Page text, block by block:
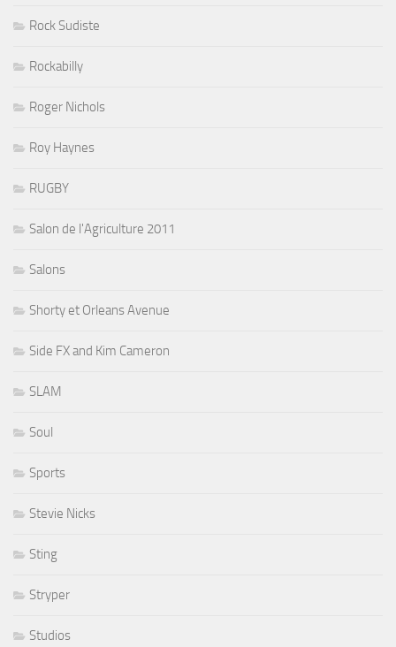
Rock Sudiste
Rockabilly
Roger Nichols
Roy Haynes
RUGBY
Salon de l'Agriculture 2011
Salons
Shorty et Orleans Avenue
Side FX and Kim Cameron
SLAM
Soul
Sports
Stevie Nicks
Sting
Stryper
Studios